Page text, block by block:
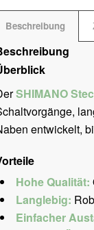
Beschreibung
SHIMANO
entwickelt,
Hohe Qualität:
Langlebig:
Einfacher